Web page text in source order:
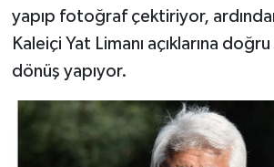
yapıp fotoğraf çektiriyor,
Kaleiçi Yat Limanı açıklarına
dönüş yapıyor.